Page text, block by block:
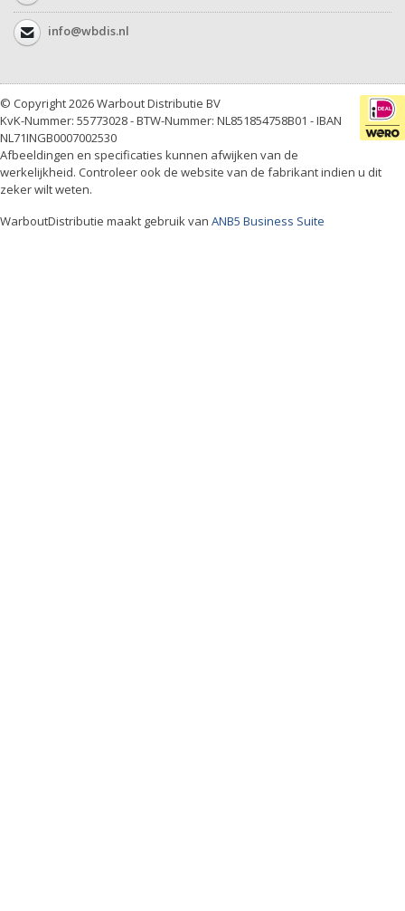
info@wbdis.nl
© Copyright 2026 Warbout Distributie BV
KvK-Nummer: 55773028 - BTW-Nummer: NL851854758B01 - IBAN
NL71INGB0007002530
Afbeeldingen en specificaties kunnen afwijken van de
werkelijkheid. Controleer ook de website van de fabrikant indien u dit
zeker wilt weten.
WarboutDistributie maakt gebruik van ANB5 Business Suite